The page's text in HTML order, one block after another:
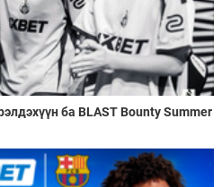
ба BLAST Bounty Summer